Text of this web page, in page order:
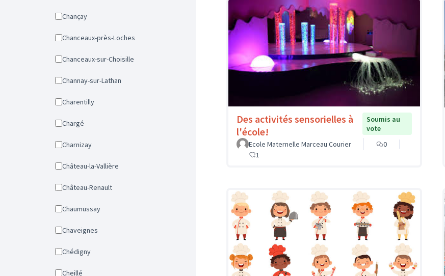
Chançay
Chanceaux-près-Loches
Chanceaux-sur-Choisille
Channay-sur-Lathan
Charentilly
Chargé
Charnizay
Château-la-Vallière
Château-Renault
Chaumussay
Chaveignes
Chédigny
Cheillé
Des activités sensorielles à
l'école!
Soumis au
vote
Ecole Maternelle Marceau Courier
0
1